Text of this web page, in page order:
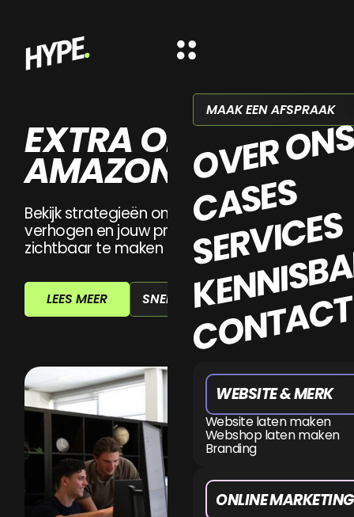
MAAK EEN AFSPRAAK
OVER
CASES
SERVICES
WEBSITE & MERK
Website laten maken
Webshop laten maken
Branding
ONLINE MARKETING
EXTRA OMZET UIT
AMAZON
Bekijk strategieën om je Amazon omzet te
verhogen en jouw producten beter
zichtbaar te maken met Hype Agency.
LEES MEER SNELLE AANVRAAG